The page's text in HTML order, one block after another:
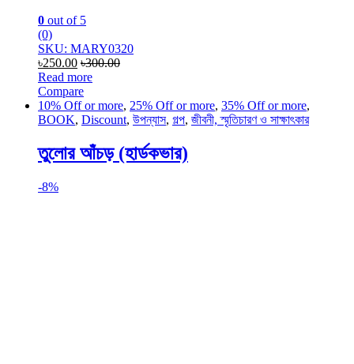
0 out of 5
(0)
SKU: MARY0320
৳250.00 ৳300.00
Read more
Compare
10% Off or more, 25% Off or more, 35% Off or more,
BOOK, Discount, উপন্যাস, গল্প, জীবনী, স্মৃতিচারণ ও সাক্ষাৎকার
তুলোর আঁচড় (হার্ডকভার)
-8%